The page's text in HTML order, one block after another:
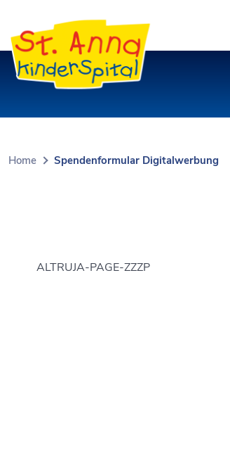
Home Spendenformular Digitalwerbung
ALTRUJA-PAGE-ZZZP